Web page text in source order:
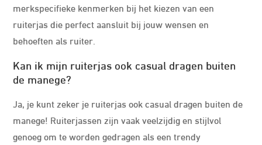
merkspecifieke kenmerken bij het kiezen van een
ruiterjas die perfect aansluit bij jouw wensen en
behoeften als ruiter.
Kan ik mijn ruiterjas ook casual dragen buiten
de manege?
Ja, je kunt zeker je ruiterjas ook casual dragen buiten de
manege! Ruiterjassen zijn vaak veelzijdig en stijlvol
genoeg om te worden gedragen als een trendy